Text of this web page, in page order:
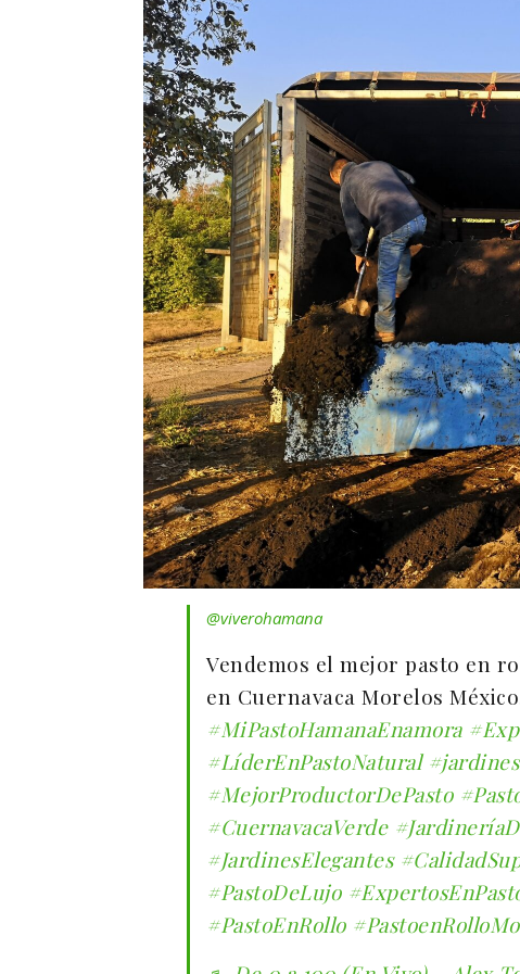
@viverohamana
Vendemos el mejor pasto en
en Cuernavaca Morelos
#MiPastoHamanaEnamora
#LíderEnPastoNatural
#MejorProductorDePasto
#CuernavacaVerde
#JardinesElegantes
#PastoDeLujo
#PastoEnRollo